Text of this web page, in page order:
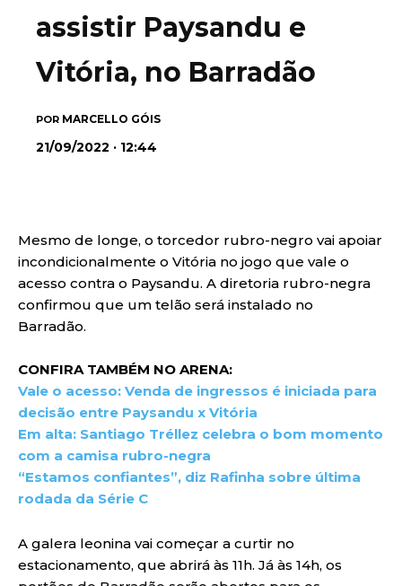
assistir Paysandu e
Vitória, no Barradão
POR MARCELLO GÓIS
21/09/2022 · 12:44
Mesmo de longe, o torcedor rubro-negro vai apoiar
incondicionalmente o Vitória no jogo que vale o
acesso contra o Paysandu. A diretoria rubro-negra
confirmou que um telão será instalado no
Barradão.
CONFIRA TAMBÉM NO ARENA:
Vale o acesso: Venda de ingressos é iniciada para
decisão entre Paysandu x Vitória
Em alta: Santiago Tréllez celebra o bom momento
com a camisa rubro-negra
“Estamos confiantes”, diz Rafinha sobre última
rodada da Série C
A galera leonina vai começar a curtir no
estacionamento, que abrirá às 11h. Já às 14h, os